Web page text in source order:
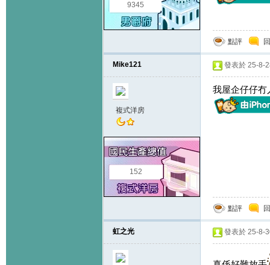
9345
點評
Mike121
複式洋房
152
發表於 25-8-
我屋企仔仔冇
點評
虹之光 發表於 25-8-